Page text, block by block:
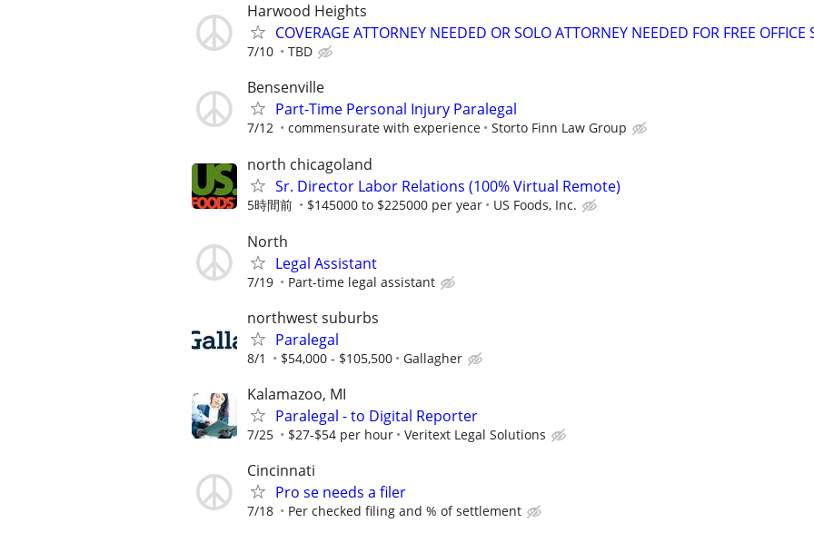
Harwood Heights
COVERAGE ATTORNEY NEEDED OR SOLO ATTORNEY NEEDED FOR FREE OFFICE
7/10 TBD
Bensenville
Part-Time Personal Injury Paralegal
7/12 commensurate with experience Storto Finn Law Group
north chicagoland
Sr. Director Labor Relations (100% Virtual Remote)
5時間前 $145000 to $225000 per year US Foods, Inc.
North
Legal Assistant
7/19 Part-time legal assistant
northwest suburbs
Paralegal
8/1 $54,000 - $105,500 Gallagher
Kalamazoo, MI
Paralegal - to Digital Reporter
7/25 $27-$54 per hour Veritext Legal Solutions
Cincinnati
Pro se needs a filer
7/18 Per checked filing and % of settlement